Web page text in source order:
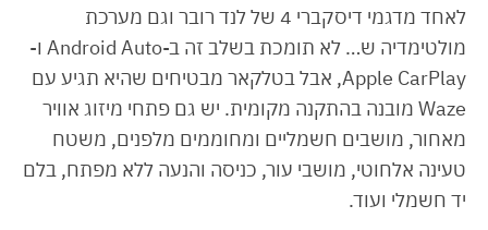
לאחד מדגמי דיסקברי 4 של לנד רובר וגם מערכת
מולטימדיה ש… לא תומכת בשלב זה ב-Android Auto ו-
Apple CarPlay, אבל בטלקאר מבטיחים שהיא תגיע עם
Waze מובנה בהתקנה מקומית. יש גם פתחי מיזוג אוויר
מאחור, מושבים חשמליים ומחוממים מלפנים, משטח
טעינה אלחוטי, מושבי עור, כניסה והנעה ללא מפתח, בלם
יד חשמלי ועוד.